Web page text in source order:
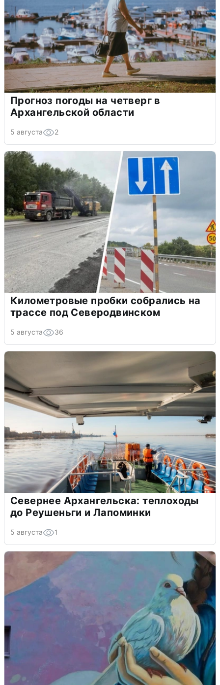
Прогноз погоды на четверг в
Архангельской области
5 августа 2
Километровые пробки собрались на
трассе под Северодвинском
5 августа 36
Севернее Архангельска: теплоходы
до Реушеньги и Лапоминки
5 августа 1